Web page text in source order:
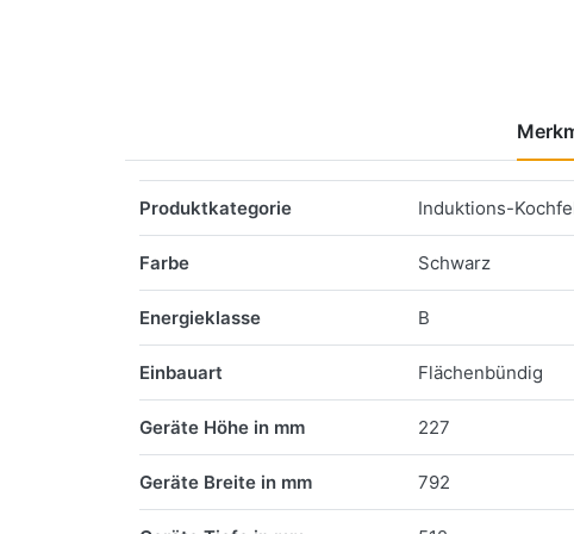
Produktkategorie Induktions-
Farbe Schwarz
Energieklasse B
Einbauart Flächenbündig
Geräte Höhe in mm 227
Geräte Breite in mm 792